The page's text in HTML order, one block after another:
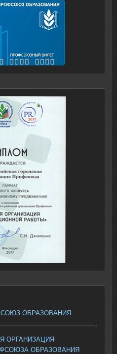
ОБРАЗОВАНИЯ
ОРГАНИЗАЦИЯ
ОБРАЗОВАНИЯ